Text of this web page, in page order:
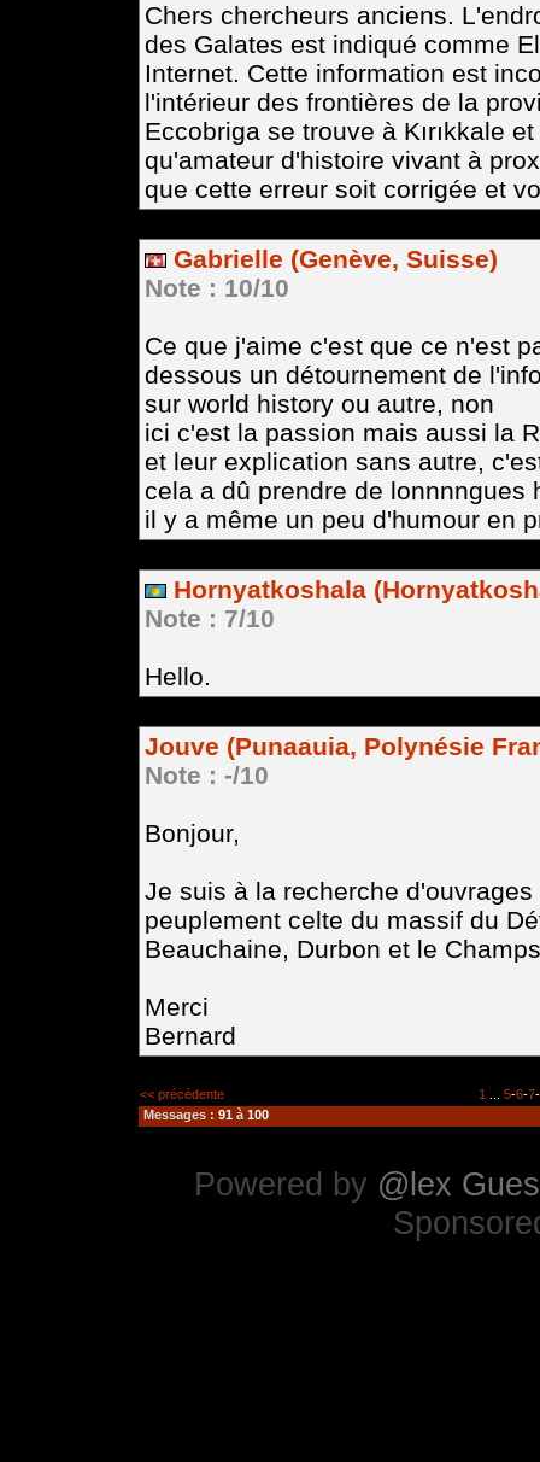
Chers chercheurs anciens.
des Galates est indiqué comme
Internet. Cette information est
l'intérieur des frontières de la
Eccobriga se trouve à Kırıkkale
qu'amateur d'histoire vivant à
que cette erreur soit corrigée et
Gabrielle (Genève, Suisse)
Note : 10/10
Ce que j'aime c'est que ce n'est
dessous un détournement de
sur world history ou autre, non
ici c'est la passion mais aussi la
et leur explication sans autre,
cela a dû prendre de
il y a même un peu d'humour en
Hornyatkoshala
Note : 7/10
Hello.
Jouve (Punaauia, Polynésie
Note : -/10
Bonjour,
Je suis à la recherche
peuplement celte du massif du
Beauchaine, Durbon et le
Merci
Bernard
<< précédente 1 5-6-7-
Messages : 91 à 100
Powered by @lex